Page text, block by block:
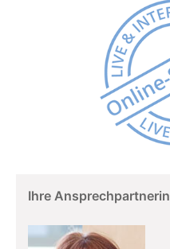
Ihre Ansprechpartnerin